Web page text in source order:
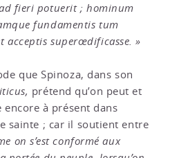
fieri potuerit ; hominum
fundamentis tum
acceptis superœdificasse. »
que Spinoza, dans son
prétend qu’on peut et
encore à présent dans
sainte ; car il soutient entre
on s’est conformé aux